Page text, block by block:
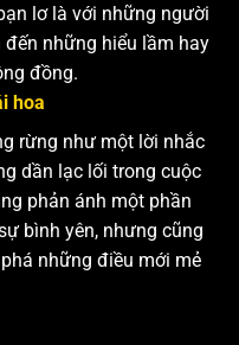
lơ là với những người
những hiểu lầm hay
đồng.
hoa
rừng như một lời nhắc
dần lạc lối trong cuộc
phản ánh một phần
bình yên, nhưng cũng
những điều mới mẻ